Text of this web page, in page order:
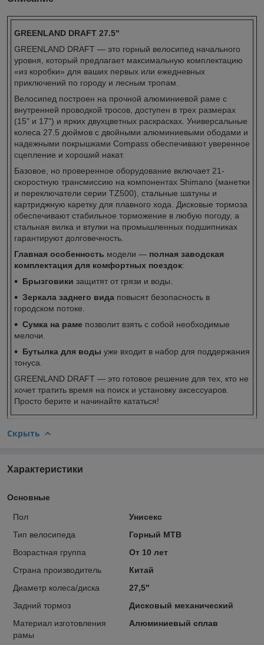
GREENLAND DRAFT 27.5"
GREENLAND DRAFT — это горный велосипед начального
уровня, который предлагает максимальную комплектацию
«из коробки» для ваших первых или ежедневных
приключений по городу и лесным тропам.
Велосипед построен на прочной алюминиевой раме с
внутренней проводкой тросов, доступен в трех размерах
(15" и 17") и ярких двухцветных раскрасках. Универсальные
колеса 27.5 дюймов с двойными алюминиевыми ободами и
надежными покрышками Compass обеспечивают уверенное
сцепление и хороший накат.
Базовое, но проверенное оборудование включает 21-
скоростную трансмиссию на компонентах Shimano (манетки
и переключатели серии TZ500), стальные шатуны и
картриджную каретку для плавного хода. Дисковые тормоза
обеспечивают стабильное торможение в любую погоду, а
стальная вилка и втулки на промышленных подшипниках
гарантируют долговечность.
Главная особенность модели — полная заводская
комплектация для комфортных поездок:
Брызговики защитят от грязи и воды.
Зеркала заднего вида повысят безопасность в
городском потоке.
Сумка на раме позволит взять с собой необходимые
мелочи.
Бутылка для воды уже входит в набор для поддержания
тонуса.
GREENLAND DRAFT — это готовое решение для тех, кто не
хочет тратить время на поиск и установку аксессуаров.
Просто берите и начинайте кататься!
Скрыть
Характеристики
Основные
Пол
Унисекс
Тип велосипеда
Горный MTB
Возрастная группа
От 10 лет
Страна производитель
Китай
Диаметр колеса/диска
27,5"
Задний тормоз
Дисковый механический
Материал изготовления
рамы
Алюминиевый сплав